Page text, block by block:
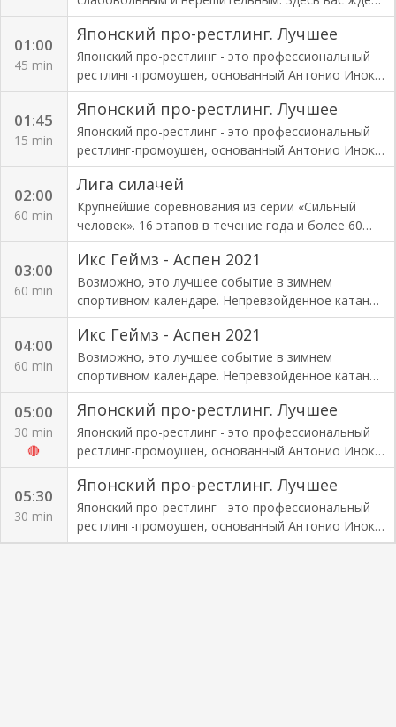
море крови, отчаянные бои и безжалостные
нокауты.
01:00
45 min
Японский про-рестлинг. Лучшее
Японский про-рестлинг - это профессиональный
рестлинг-промоушен, основанный Антонио Иноки
и базирующийся в Накано, Токио.
01:45
15 min
Японский про-рестлинг. Лучшее
Японский про-рестлинг - это профессиональный
рестлинг-промоушен, основанный Антонио Иноки
и базирующийся в Накано, Токио.
02:00
60 min
Лига силачей
Крупнейшие соревнования из серии «Сильный
человек». 16 этапов в течение года и более 60
силачей, соревнующихся в своей
профессиональной лиге.
03:00
60 min
Икс Геймз - Аспен 2021
Возможно, это лучшее событие в зимнем
спортивном календаре. Непревзойденное катание
на лыжах, сноуборде и сноумобилях в исполнении
легенд зимних видов спорта.
04:00
60 min
Икс Геймз - Аспен 2021
Возможно, это лучшее событие в зимнем
спортивном календаре. Непревзойденное катание
на лыжах, сноуборде и сноумобилях в исполнении
легенд зимних видов спорта.
05:00
30 min
🔴
Японский про-рестлинг. Лучшее
Японский про-рестлинг - это профессиональный
рестлинг-промоушен, основанный Антонио Иноки
и базирующийся в Накано, Токио.
05:30
30 min
Японский про-рестлинг. Лучшее
Японский про-рестлинг - это профессиональный
рестлинг-промоушен, основанный Антонио Иноки
и базирующийся в Накано, Токио.